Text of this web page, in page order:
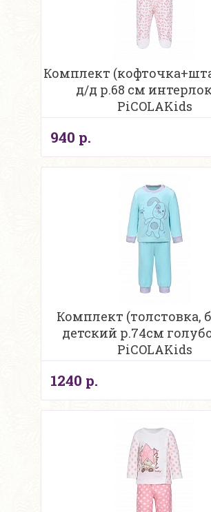
Комплект
д/д р.68 см интерлок
PiCOLAKids
940 р.
Комплект (толстовка,
детский р.74см
PiCOLAKids
1240 р.